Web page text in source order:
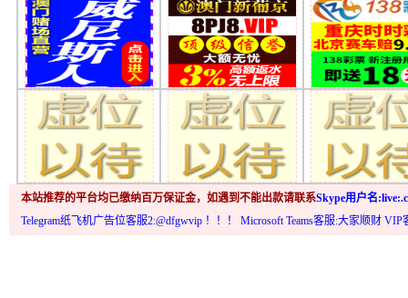
本站推荐的平台均已缴纳百万保证金，如遇到不能出款请联系Skype用户名
Telegram纸飞机广告位客服2:@dfgwvip ！！！ Microsoft Teams客服:大家顺财 VIP